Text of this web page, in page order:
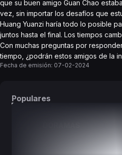
que su buen amigo Guan Chao
vez, sin importar los desafíos que
Huang Yuanzi haría todo lo posible
juntos hasta el final. Los tiempos
Con muchas preguntas por
tiempo, ¿podrán estos amigos de la
Fecha de emisión: 07-02-2024
Populares